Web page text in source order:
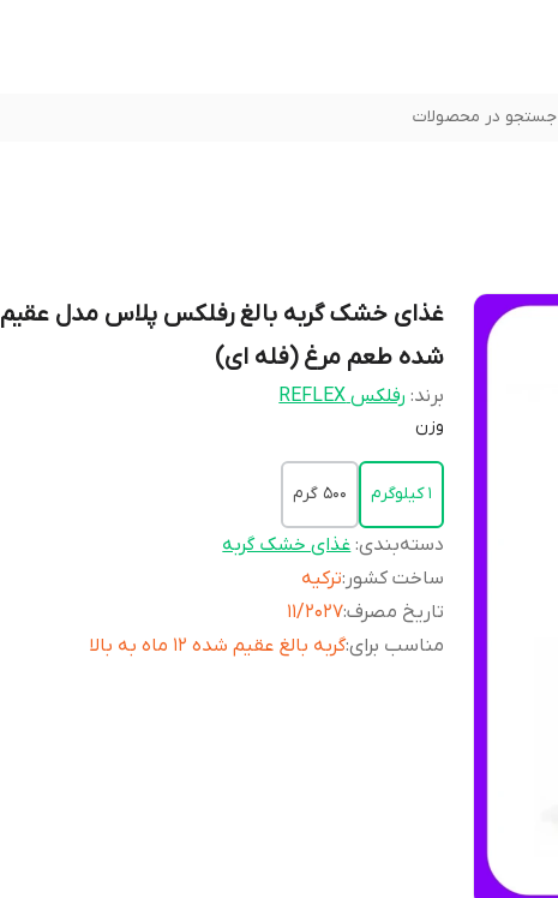
جستجو در محصولات
غذای خشک گربه بالغ رفلکس پلاس مدل عقیم
شده طعم مرغ (فله ای)
برند: رفلکس REFLEX
وزن
1 کیلوگرم 500 گرم
دسته‌بندی:غذای خشک گربه
ساخت کشور :ترکیه
تاریخ مصرف:
11/2027
مناسب برای:گربه بالغ عقیم شده 12 ماه به بالا